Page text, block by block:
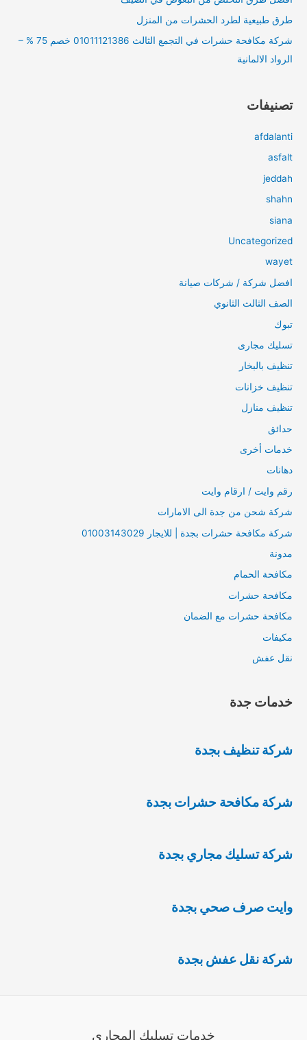
طرق طبيعية لطرد الحشرات من المنزل
شركة مكافحة حشرات في التجمع الثالث 01011121386 خصم 75 % –
الرواد الالمانية
تصنيفات
afdalanti
asfalt
jeddah
shahn
siana
Uncategorized
wayet
افضل شركة / شركات صيانة
الصف الثالث الثانوي
تبوك
تسليك مجارى
تنظيف بالبخار
تنظيف خزانات
تنظيف منازل
حدائق
خدمات أخرى
دهانات
رقم وايت / ارقام وايت
شركة شحن من جدة الى الامارات
شركة مكافحة حشرات بجدة | للايجار 01003143029
مدونة
مكافحة الحمام
مكافحة حشرات
مكافحة حشرات مع الضمان
مكيفات
نقل عفش
خدمات جدة
شركة تنظيف بجدة
شركة مكافحة حشرات بجدة
شركة تسليك مجاري بجدة
وايت صرف صحي بجدة
شركة نقل عفش بجدة
خدمات تسليك المجاري